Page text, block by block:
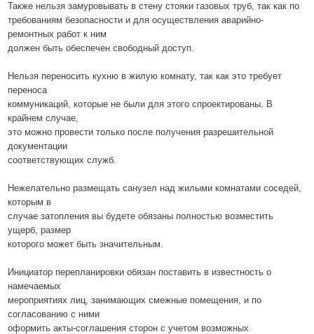
Также нельзя замуровывать в стену стояки газовых труб, так как по
требованиям безопасности и для осуществления аварийно-
ремонтных работ к ним
должен быть обеспечен свободный доступ.
Нельзя переносить кухню в жилую комнату, так как это требует
переноса
коммуникаций, которые не были для этого спроектированы. В
крайнем случае,
это можно провести только после получения разрешительной
документации
соответствующих служб.
Нежелательно размещать санузел над жилыми комнатами соседей,
которым в
случае затопления вы будете обязаны полностью возместить
ущерб, размер
которого может быть значительным.
Инициатор перепланировки обязан поставить в известность о
намечаемых
мероприятиях лиц, занимающих смежные помещения, и по
согласованию с ними
оформить акты-соглашения сторон с учетом возможных